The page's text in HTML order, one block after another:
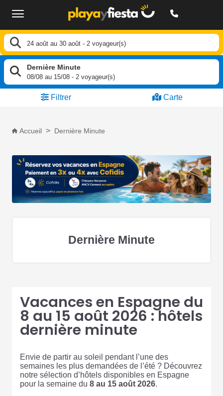
24 août au 30 août - 2 voyageur(s)
Dernière Minute
08/08 au 15/08 -2 voyageur(s)
Filtrer Carte
Accueil Dernière Minute
Dernière Minute
Vacances en Espagne du
8 au 15 août 2026 : hôtels
dernière minute
Envie de partir au soleil pendant l’une des
semaines les plus demandées de l’été ? Découvrez
notre sélection d’hôtels disponibles en Espagne
pour la semaine du 8 au 15 août 2026.